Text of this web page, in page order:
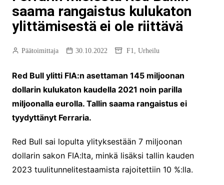
saama rangaistus kulukaton
ylittämisestä ei ole riittävä
Päätoimittaja 30.10.2022 F1, Urheilu
Red Bull ylitti FIA:n asettaman 145 miljoonan
dollarin kulukaton kaudella 2021 noin parilla
miljoonalla eurolla. Tallin saama rangaistus ei
tyydyttänyt Ferraria.
Red Bull sai lopulta ylityksestään 7 miljoonan
dollarin sakon FIA:lta, minkä lisäksi tallin kauden
2023 tuulitunnelitestaamista rajoitettiin 10 %:lla.